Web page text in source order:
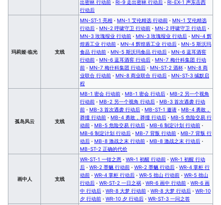
出密林 行动前 · RI-9 走出密林 行动后 · RI-EX-1 声东击西
行动后
玛莉娅·临光 支线
MN-ST-1 亮相 · MN-1 艾伦精选 行动前 · MN-1 艾伦精选
行动后 · MN-2 呼啸守卫 行动前 · MN-2 呼啸守卫 行动后 ·
MN-3 玫瑰报业 行动前 · MN-3 玫瑰报业 行动后 · MN-4 辉
煌盾工业 行动前 · MN-4 辉煌盾工业 行动后 · MN-5 斯沃玛
食品 行动前 · MN-5 斯沃玛食品 行动后 · MN-6 蓝耳酒窖
行动前 · MN-6 蓝耳酒窖 行动后 · MN-7 梅什科集团 行动
前 · MN-7 梅什科集团 行动后 · MN-ST-2 酒杯 · MN-8 商
业联合 行动前 · MN-8 商业联合 行动后 · MN-ST-3 缄默启
程
孤岛风云 支线
MB-1 密会 行动前 · MB-1 密会 行动后 · MB-2 另一个视角
行动前 · MB-2 另一个视角 行动后 · MB-3 首次遇袭 行动
前 · MB-3 首次遇袭 行动后 · MB-ST-1 邀请 · MB-4 勇敢，
莽撞 行动前 · MB-4 勇敢，莽撞 行动后 · MB-5 危险交易 行
动前 · MB-5 危险交易 行动后 · MB-6 制定计划 行动前 ·
MB-6 制定计划 行动后 · MB-7 背叛 行动前 · MB-7 背叛 行
动后 · MB-8 激战之末 行动前 · MB-8 激战之末 行动后 ·
MB-ST-2 正确的代价
画中人 支线
WR-ST-1 一钳之恩 · WR-1 初醒 行动前 · WR-1 初醒 行动
后 · WR-2 墨魉 行动前 · WR-2 墨魉 行动后 · WR-4 掌柜 行
动前 · WR-4 掌柜 行动后 · WR-5 拙山 行动前 · WR-5 拙山
行动后 · WR-ST-2 一日之祸 · WR-6 画中 行动前 · WR-6 画
中 行动后 · WR-8 大梦 行动前 · WR-8 大梦 行动后 · WR-10
夕 行动前 · WR-10 夕 行动后 · WR-ST-3 一问之答